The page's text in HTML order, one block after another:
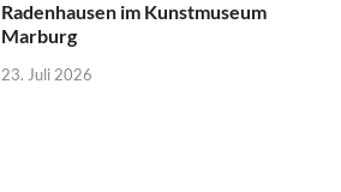
Radenhausen im Kunstmuseum
Marburg
23. Juli 2026